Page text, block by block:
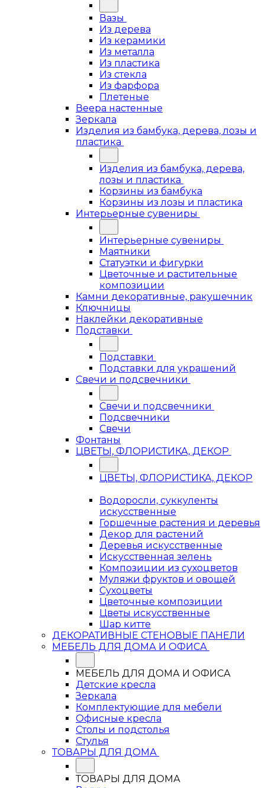
Вазы
Из дерева
Из керамики
Из металла
Из пластика
Из стекла
Из фарфора
Плетеные
Веера настенные
Зеркала
Изделия из бамбука, дерева, лозы и
пластика
Изделия из бамбука, дерева,
лозы и пластика
Корзины из бамбука
Корзины из лозы и пластика
Интерьерные сувениры
Интерьерные сувениры
Маятники
Статуэтки и фигурки
Цветочные и растительные
композиции
Камни декоративные, ракушечник
Ключницы
Наклейки декоративные
Подставки
Подставки
Подставки для украшений
Свечи и подсвечники
Свечи и подсвечники
Подсвечники
Свечи
Фонтаны
ЦВЕТЫ, ФЛОРИСТИКА, ДЕКОР
ЦВЕТЫ, ФЛОРИСТИКА, ДЕКОР
Водоросли, суккуленты
искусственные
Горшечные растения и деревья
Декор для растений
Деревья искусственные
Искусственная зелень
Композиции из сухоцветов
Муляжи фруктов и овощей
Сухоцветы
Цветочные композиции
Цветы искусственные
Шар китте
ДЕКОРАТИВНЫЕ СТЕНОВЫЕ ПАНЕЛИ
МЕБЕЛЬ ДЛЯ ДОМА И ОФИСА
МЕБЕЛЬ ДЛЯ ДОМА И ОФИСА
Детские кресла
Зеркала
Комплектующие для мебели
Офисные кресла
Столы и подстолья
Стулья
ТОВАРЫ ДЛЯ ДОМА
ТОВАРЫ ДЛЯ ДОМА